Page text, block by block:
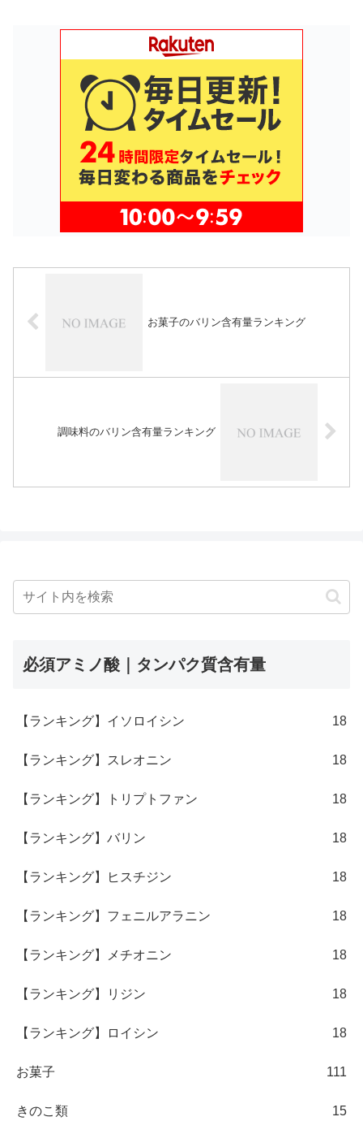
お菓子のバリン含有量ランキング
調味料のバリン含有量ランキング
必須アミノ酸｜タンパク質含有量
【ランキング】イソロイシン 18
【ランキング】スレオニン 18
【ランキング】トリプトファン 18
【ランキング】バリン 18
【ランキング】ヒスチジン 18
【ランキング】フェニルアラニン 18
【ランキング】メチオニン 18
【ランキング】リジン 18
【ランキング】ロイシン 18
お菓子 111
きのこ類 15